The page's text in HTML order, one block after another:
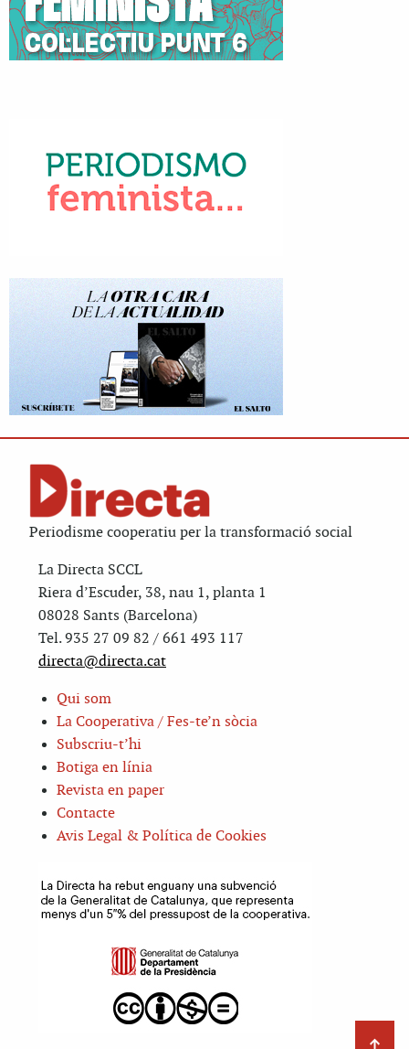
Periodisme cooperatiu per la transformació social
La Directa SCCL
Riera d’Escuder, 38, nau 1, planta 1
08028 Sants (Barcelona)
Tel. 935 27 09 82 / 661 493 117
directa@directa.cat
Qui som
La Cooperativa / Fes-te’n sòcia
Subscriu-t’hi
Botiga en línia
Revista en paper
Contacte
Avis Legal & Política de Cookies